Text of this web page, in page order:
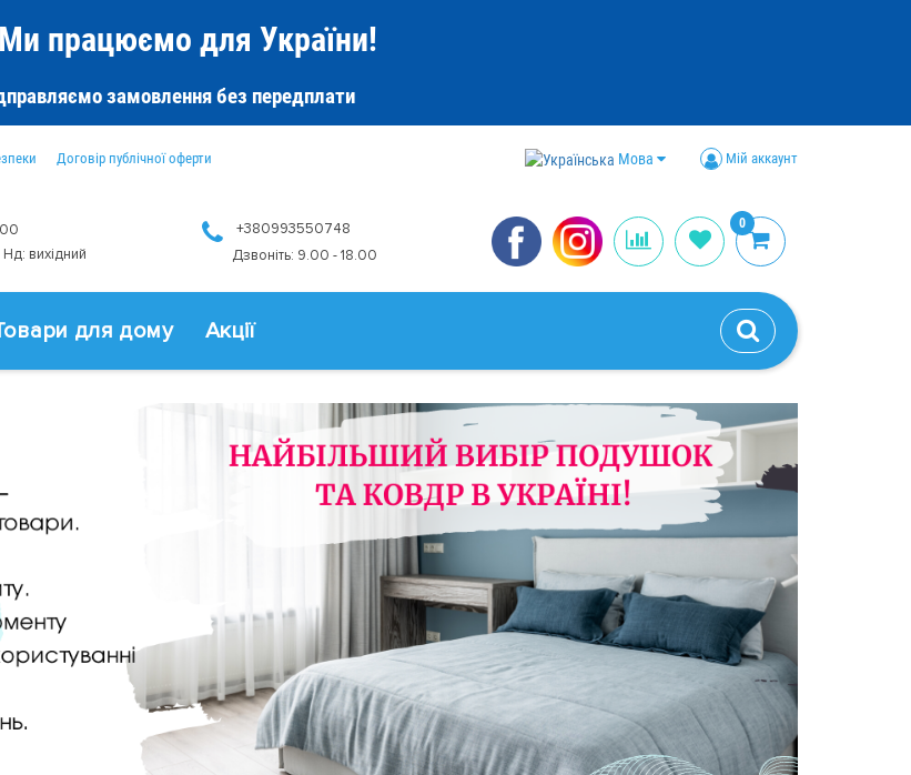
Ми працюємо для України!
замовлення без передплати
Договір публічної оферти Мова Мій аккаунт
вихідний
+380993550748
Дзвоніть: 9.00 - 18.00
0
для дому Акції